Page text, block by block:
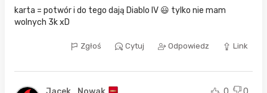
karta = potwór i do tego dają Diablo IV 😃 tylko nie mam
wolnych 3k xD
Zgłoś Cytuj Odpowiedz Link